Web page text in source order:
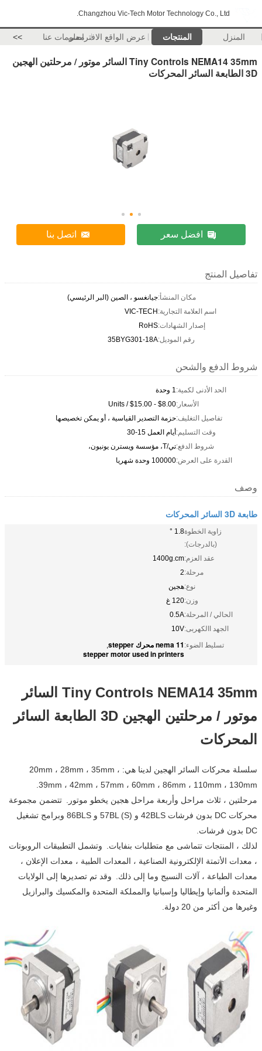
Changzhou Vic-Tech Motor Technology Co., Ltd.
المنزل المنتجات عرض الواقع الافتراضيمعلومات عنا >>
Tiny Controls NEMA14 35mm السائر موتور / مرحلتين الهجين
3D الطابعة السائر المحركات
افضل سعر اتصل بنا
تفاصيل المنتج
مكان المنشأ:جيانغسو ، الصين (البر الرئيسي)
اسم العلامة التجارية:VIC-TECH
إصدار الشهادات:RoHS
رقم الموديل:35BYG301-18A
شروط الدفع والشحن
الحد الأدنى لكمية:1 وحدة
الأسعار:$8.00 - $15.00 / Units
تفاصيل التغليف:حزمة التصدير القياسية ، أو يمكن تخصيصها
وقت التسليم:أيام العمل 15-30
شروط الدفع:تي/T، مؤسسة ويسترن يونيون،
القدرة على العرض:100000 وحدة شهريا
وصف
طابعة 3D السائر المحركات
زاوية الخطوة
(بالدرجات):
1.8 °
عقد العزم:1400g.cm
مرحلة:2
نوع:هجين
وزن:120 غ
الحالي / المرحلة:0.5A
الجهد االكهربى:10V
تسليط الضوء: nema 11 محرك stepper ,
stepper motor used in printers
Tiny Controls NEMA14 35mm السائر
موتور / مرحلتين الهجين 3D الطابعة السائر
المحركات
سلسلة محركات السائر الهجين لدينا هي: 20mm ، 28mm ، 35mm ،
39mm ، 42mm ، 57mm ، 60mm ، 86mm ، 110mm ، 130mm.
مرحلتين ، ثلاث مراحل وأربعة مراحل هجين يخطو موتور.
تتضمن مجموعة
محركات DC بدون فرشات 42BLS و 57BL (S) و 86BLS وبرامج تشغيل
DC بدون فرشات.
لذلك ، المنتجات تتماشى مع متطلبات بنفايات.
وتشمل التطبيقات الروبوتات
، معدات الأتمتة الإلكترونية الصناعية ، المعدات الطبية ، معدات الإعلان ،
معدات الطباعة ، آلات النسيج وما إلى ذلك.
وقد تم تصديرها إلى الولايات
المتحدة وألمانيا وإيطاليا وإسبانيا والمملكة المتحدة والمكسيك والبرازيل
وغيرها من أكثر من 20 دولة.